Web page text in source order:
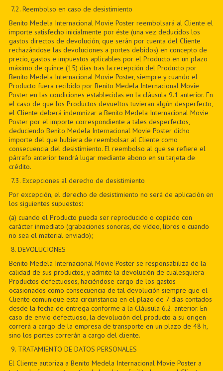
7.2. Reembolso en caso de desistimiento
Benito Medela Internacional Movie Poster reembolsará al Cliente el
importe satisfecho inicialmente por éste (una vez deducidos los
gastos directos de devolución, que serán por cuenta del Cliente
rechazándose las devoluciones a portes debidos) en concepto de
precio, gastos e impuestos aplicables por el Producto en un plazo
máximo de quince (15) días tras la recepción del Producto por
Benito Medela Internacional Movie Poster, siempre y cuando el
Producto fuera recibido por Benito Medela Internacional Movie
Poster en las condiciones establecidas en la cláusula 9.1 anterior. En
el caso de que los Productos devueltos tuvieran algún desperfecto,
el Cliente deberá indemnizar a Benito Medela Internacional Movie
Poster por el importe correspondiente a tales desperfectos,
deduciendo Benito Medela Internacional Movie Poster dicho
importe del que hubiera de reembolsar al Cliente como
consecuencia del desistimiento. El reembolso al que se refiere el
párrafo anterior tendrá lugar mediante abono en su tarjeta de
crédito.
7.3. Excepciones al derecho de desistimiento
Por excepción, el derecho de desistimiento no será de aplicación en
los siguientes supuestos:
(a) cuando el Producto pueda ser reproducido o copiado con
carácter inmediato (grabaciones sonoras, de vídeo, libros o cuando
no sea el material enviado);
8. DEVOLUCIONES
Benito Medela Internacional Movie Poster se responsabiliza de la
calidad de sus productos, y admite la devolución de cualesquiera
Productos defectuosos, haciéndose cargo de los gastos
ocasionados como consecuencia de tal devolución siempre que el
Cliente comunique esta circunstancia en el plazo de 7 días contados
desde la fecha de entrega conforme a la Cláusula 6.2. anterior. En
caso de envío defectuoso, la devolución del producto a su origen
correrá a cargo de la empresa de transporte en un plazo de 48 h,
sino los portes correrán a cargo del cliente.
9. TRATAMIENTO DE DATOS PERSONALES
El Cliente autoriza a Benito Medela Internacional Movie Poster a